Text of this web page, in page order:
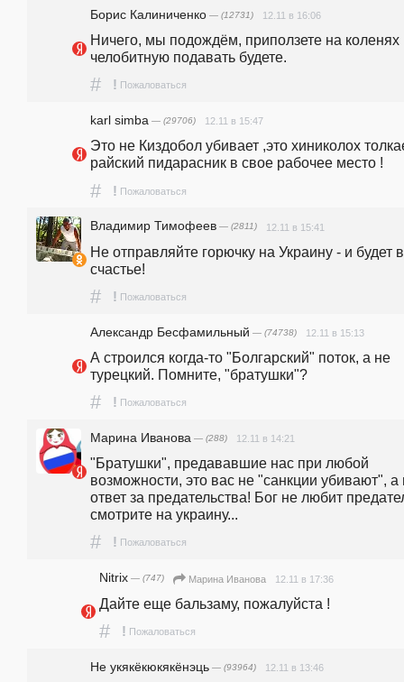
Борис Калиниченко — (12731) 12.11 в 16:06
Ничего, мы подождём, приползете на коленях
челобитную подавать будете.
# ! Пожаловаться
karl simba — (29706) 12.11 в 15:47
Это не Киздобол убивает ,это хиниколох
райский пидарасник в свое рабочее место !
# ! Пожаловаться
Владимир Тимофеев — (2811) 12.11 в 15:41
Не отправляйте горючку на Украину - и будет
счастье!
# ! Пожаловаться
Александр Бесфамильный — (74738) 12.11 в 15:13
А строился когда-то "Болгарский" поток, а не
турецкий. Помните, "братушки"?
# ! Пожаловаться
Марина Иванова — (288) 12.11 в 14:21
"Братушки", предававшие нас при любой
возможности, это вас не "санкции убивают", а
ответ за предательства! Бог не любит
смотрите на украину...
# ! Пожаловаться
Nitrix — (747) Марина Иванова 12.11 в 17:36
Дайте еще бальзаму, пожалуйста !
# ! Пожаловаться
Не укякёкюкякёнэць — (93964) 12.11 в 13:46